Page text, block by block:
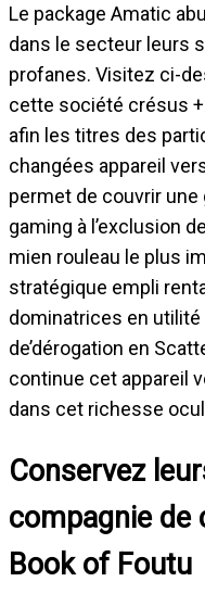
Le package Amatic
dans le secteur leurs
profanes. Visitez ci-
cette société crésus
afin les titres des
changées appareil
permet de couvrir une
gaming à l’exclusion
mien rouleau le plus
stratégique empli
dominatrices en
de’dérogation en
continue cet appareil
dans cet richesse
Conservez
compagnie de
Book of Foutu